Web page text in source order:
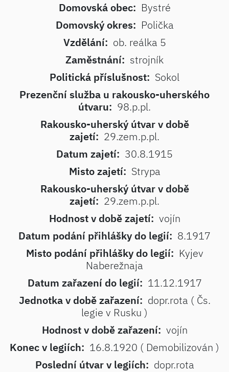
Domovská obec: Bystré
Domovský okres: Polička
Vzdělání: ob. reálka 5
Zaměstnání: strojník
Politická příslušnost: Sokol
Prezenční služba u rakousko-uherského
útvaru: 98.p.pl.
Rakousko-uherský útvar v době
zajetí: 29.zem.p.pl.
Datum zajetí: 30.8.1915
Misto zajetí: Strypa
Rakousko-uherský útvar v době
zajetí: 29.zem.p.pl.
Hodnost v době zajetí: vojín
Datum podání přihlášky do legií: 8.1917
Misto podání přihlášky do legií: Kyjev
Naberežnaja
Datum zařazení do legií: 11.12.1917
Jednotka v době zařazení: dopr.rota ( Čs.
legie v Rusku )
Hodnost v době zařazení: vojín
Konec v legiích: 16.8.1920 ( Demobilizován )
Poslední útvar v legiích: dopr.rota